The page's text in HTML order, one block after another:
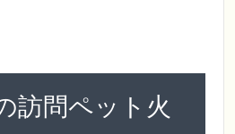
訪問ペット火